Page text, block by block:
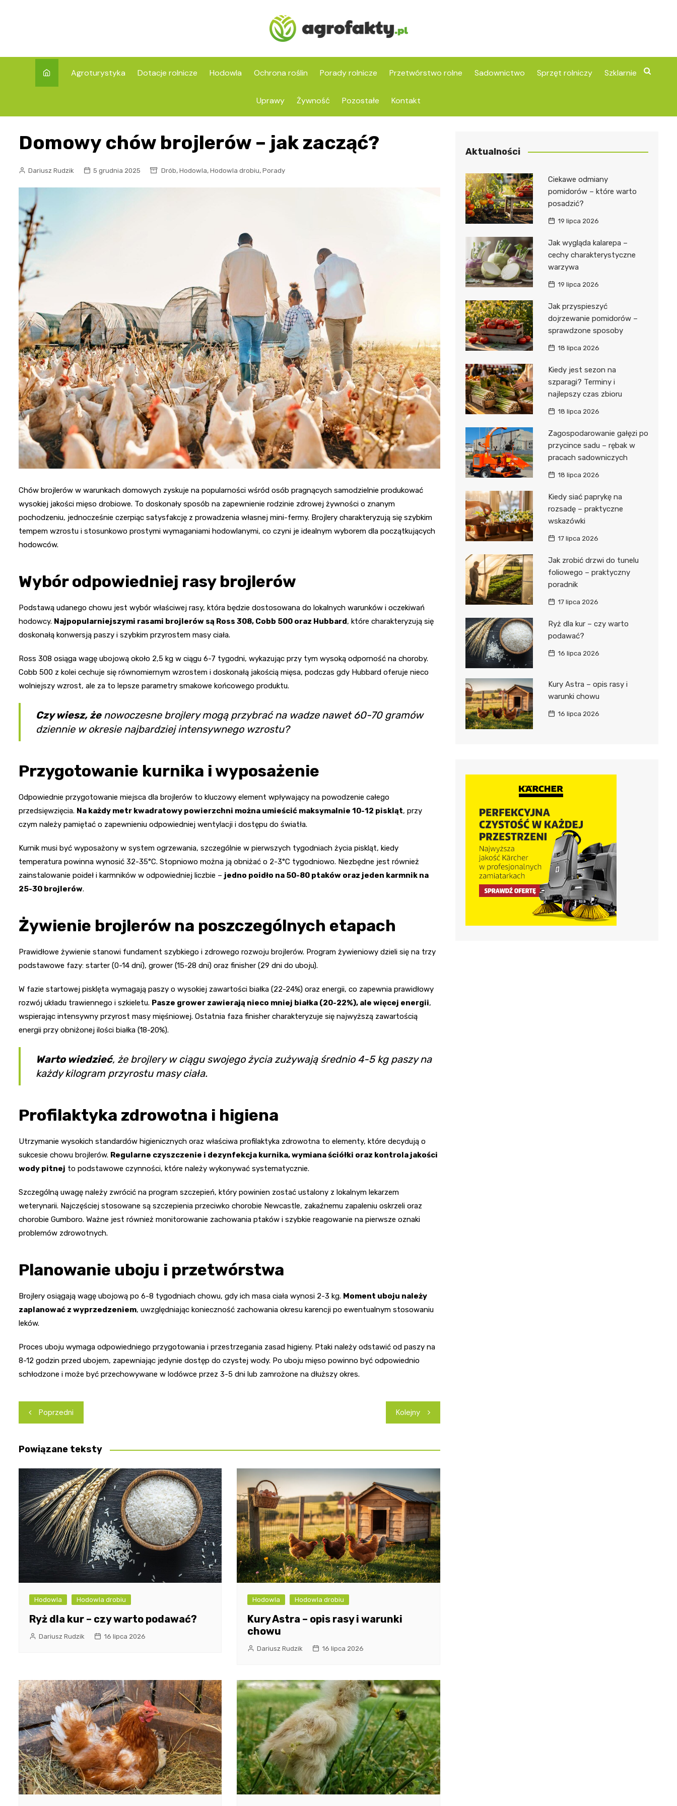
Agroturystyka Dotacje rolnicze Hodowla Ochrona roślin Porady rolnicze Przetwórstwo rolne Sadownictwo Sprzęt rolniczy Szklarnie
Uprawy Żywność Pozostałe Kontakt
Domowy chów brojlerów – jak zacząć?
Dariusz Rudzik 5 grudnia 2025 Drób, Hodowla, Hodowla drobiu, Porady
Chów brojlerów w warunkach domowych zyskuje na popularności wśród osób pragnących samodzielnie produkować
wysokiej jakości mięso drobiowe. To doskonały sposób na zapewnienie rodzinie zdrowej żywności o znanym
pochodzeniu, jednocześnie czerpiąc satysfakcję z prowadzenia własnej mini-fermy. Brojlery charakteryzują się szybkim
tempem wzrostu i stosunkowo prostymi wymaganiami hodowlanymi, co czyni je idealnym wyborem dla początkujących
hodowców.
Wybór odpowiedniej rasy brojlerów
Podstawą udanego chowu jest wybór właściwej rasy, która będzie dostosowana do lokalnych warunków i oczekiwań
hodowcy. Najpopularniejszymi rasami brojlerów są Ross 308, Cobb 500 oraz Hubbard , które charakteryzują się
doskonałą konwersją paszy i szybkim przyrostem masy ciała.
Ross 308 osiąga wagę ubojową około 2,5 kg w ciągu 6-7 tygodni, wykazując przy tym wysoką odporność na choroby.
Cobb 500 z kolei cechuje się równomiernym wzrostem i doskonałą jakością mięsa, podczas gdy Hubbard oferuje nieco
wolniejszy wzrost, ale za to lepsze parametry smakowe końcowego produktu.
Czy wiesz, żenowoczesne brojlery mogą przybrać na wadze nawet 60-70 gramów
dziennie w okresie najbardziej intensywnego wzrostu?
Przygotowanie kurnika i wyposażenie
Odpowiednie przygotowanie miejsca dla brojlerów to kluczowy element wpływający na powodzenie całego
przedsięwzięcia. Na każdy metr kwadratowy powierzchni można umieścić maksymalnie 10-12 piskląt, przy
czym należy pamiętać o zapewnieniu odpowiedniej wentylacji i dostępu do światła.
Kurnik musi być wyposażony w system ogrzewania, szczególnie w pierwszych tygodniach życia piskląt, kiedy
temperatura powinna wynosić 32-35°C. Stopniowo można ją obniżać o 2-3°C tygodniowo. Niezbędne jest również
zainstalowanie poideł i karmników w odpowiedniej liczbie – jedno poidło na 50-80 ptaków oraz jeden karmnik na
25-30 brojlerów.
Żywienie brojlerów na poszczególnych etapach
Prawidłowe żywienie stanowi fundament szybkiego i zdrowego rozwoju brojlerów. Program żywieniowy dzieli się na trzy
podstawowe fazy: starter (0-14 dni), grower (15-28 dni) oraz finisher (29 dni do uboju).
W fazie startowej pisklęta wymagają paszy o wysokiej zawartości białka (22-24%) oraz energii, co zapewnia prawidłowy
rozwój układu trawiennego i szkieletu. Pasze grower zawierają nieco mniej białka (20-22%), ale więcej energii,
wspierając intensywny przyrost masy mięśniowej. Ostatnia faza finisher charakteryzuje się najwyższą zawartością
energii przy obniżonej ilości białka (18-20%).
Warto wiedzieć, że brojlery w ciągu swojego życia zużywają średnio 4-5 kg paszy na
każdy kilogram przyrostu masy ciała.
Profilaktyka zdrowotna i higiena
Utrzymanie wysokich standardów higienicznych oraz właściwa profilaktyka zdrowotna to elementy, które decydują o
sukcesie chowu brojlerów. Regularne czyszczenie i dezynfekcja kurnika, wymiana ściółki oraz kontrola jakości
wody pitnej to podstawowe czynności, które należy wykonywać systematycznie.
Szczególną uwagę należy zwrócić na program szczepień, który powinien zostać ustalony z lokalnym lekarzem
weterynarii. Najczęściej stosowane są szczepienia przeciwko chorobie Newcastle, zakaźnemu zapaleniu oskrzeli oraz
chorobie Gumboro. Ważne jest również monitorowanie zachowania ptaków i szybkie reagowanie na pierwsze oznaki
problemów zdrowotnych.
Planowanie uboju i przetwórstwa
Brojlery osiągają wagę ubojową po 6-8 tygodniach chowu, gdy ich masa ciała wynosi 2-3 kg. Moment uboju należy
zaplanować z wyprzedzeniem, uwzględniając konieczność zachowania okresu karencji po ewentualnym stosowaniu
leków.
Proces uboju wymaga odpowiedniego przygotowania i przestrzegania zasad higieny. Ptaki należy odstawić od paszy na
8-12 godzin przed ubojem, zapewniając jedynie dostęp do czystej wody. Po uboju mięso powinno być odpowiednio
schłodzone i może być przechowywane w lodówce przez 3-5 dni lub zamrożone na dłuższy okres.
Nawigacja
wpisu
Poprzedni Kolejny
Powiązane teksty
Hodowla Hodowla drobiu
Ryż dla kur – czy warto podawać?
Dariusz Rudzik 16 lipca 2026
Hodowla Hodowla drobiu
Kury Astra – opis rasy i warunki
chowu
Dariusz Rudzik 16 lipca 2026
Aktualności
Ciekawe odmiany
pomidorów – które warto
posadzić?
19 lipca 2026
Jak wygląda kalarepa –
cechy charakterystyczne
warzywa
19 lipca 2026
Jak przyspieszyć
dojrzewanie pomidorów –
sprawdzone sposoby
18 lipca 2026
Kiedy jest sezon na
szparagi? Terminy i
najlepszy czas zbioru
18 lipca 2026
Zagospodarowanie gałęzi po
przycince sadu – rębak w
pracach sadowniczych
18 lipca 2026
Kiedy siać paprykę na
rozsadę – praktyczne
wskazówki
17 lipca 2026
Jak zrobić drzwi do tunelu
foliowego – praktyczny
poradnik
17 lipca 2026
Ryż dla kur – czy warto
podawać?
16 lipca 2026
Kury Astra – opis rasy i
warunki chowu
16 lipca 2026